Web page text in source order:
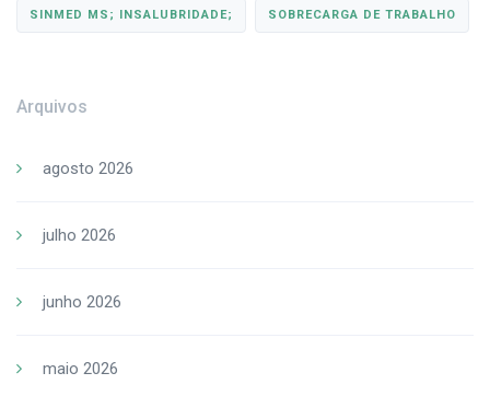
SINMED MS; INSALUBRIDADE; SOBRECARGA DE TRABALHO
Arquivos
agosto 2026
julho 2026
junho 2026
maio 2026